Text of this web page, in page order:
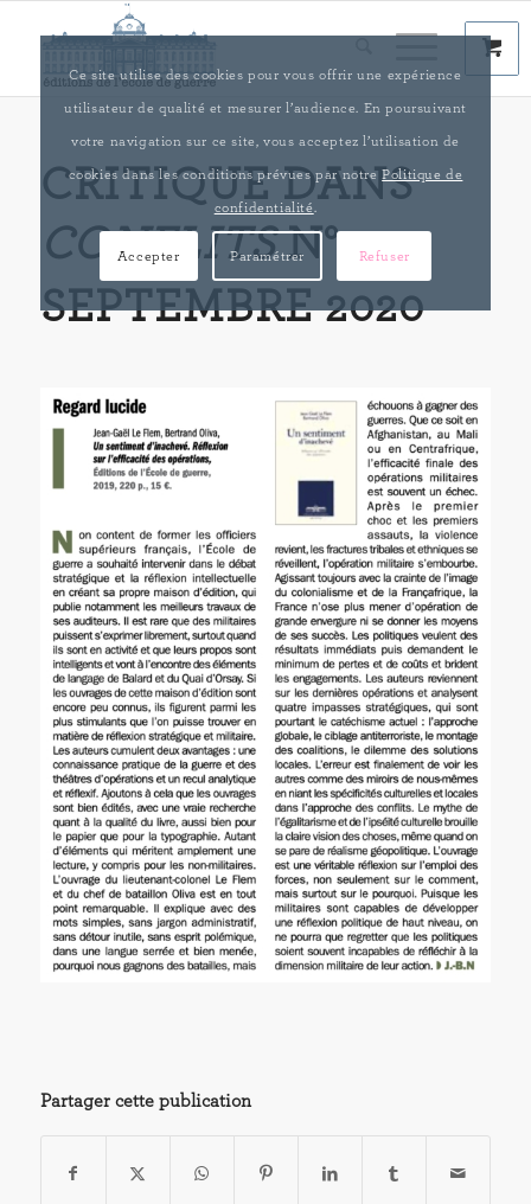
CRITIQUE DANS
CONFLITSN°29,
SEPTEMBRE 2020
Partager cette publication
Ce site utilise des cookies pour vous offrir une expérience
utilisateur de qualité et mesurer l’audience. En poursuivant
votre navigation sur ce site, vous acceptez l’utilisation de
cookies dans les conditions prévues par notrePolitique de
confidentialité
Accepter Paramétrer Refuser